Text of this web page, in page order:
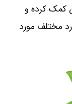
کمک کرده و
مختلف مورد